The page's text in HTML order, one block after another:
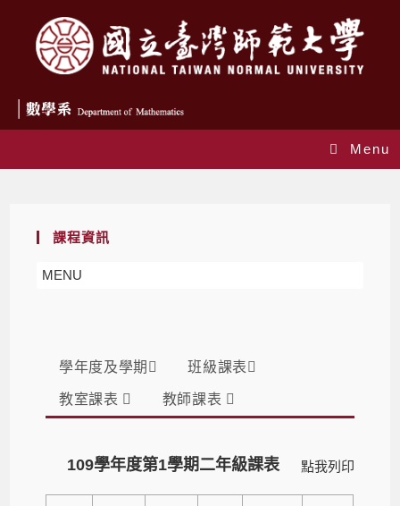
Menu
課程資訊
MENU
學年度及學期 班級課表
教室課表 教師課表
點我列印
109學年度第1學期二年級課表